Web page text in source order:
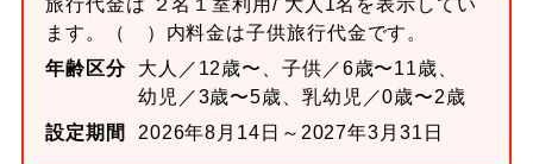
ます。
（ ）内料金は子供旅行代金です。
年齢区分
大人／12歳〜、子供／6歳〜11歳、
幼児／3歳〜5歳、乳幼児／0歳〜2歳
設定期間
2026年8月14日～2027年3月31日